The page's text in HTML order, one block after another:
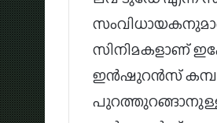
സിനിമകളാണ്
ഇൻഷുറൻസ്
പുറത്തുറങ്ങാനുള്ള